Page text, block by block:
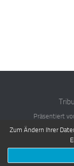
Präsentiert
Zum Ändern Ihrer